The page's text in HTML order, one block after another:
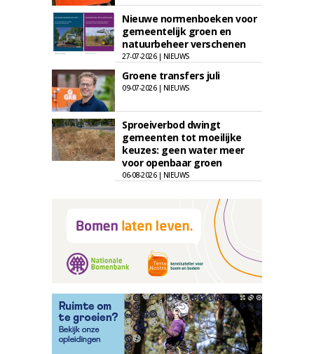
Nieuwe normenboeken voor
gemeentelijk groen en
natuurbeheer verschenen
27-07-2026 | NIEUWS
Groene transfers juli
09-07-2026 | NIEUWS
Sproeiverbod dwingt
gemeenten tot moeilijke
keuzes: geen water meer
voor openbaar groen
06-08-2026 | NIEUWS